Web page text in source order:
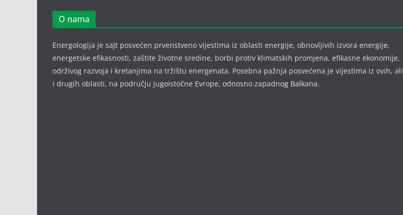
O nama
Energologija je sajt posvećen prvenstveno vijestima iz oblasti energije, obnovljivih izvora energije,
energetske efikasnosti, zaštite životne sredine, borbi protiv klimatskih promjena, efikasne ekonomije,
održivog razvoja i kretanjima na tržištu energenata. Posebna pažnja posvećena je vijestima iz ovih, ali
i drugih oblasti, na području jugoistočne Evrope, odnosno zapadnog Balkana.